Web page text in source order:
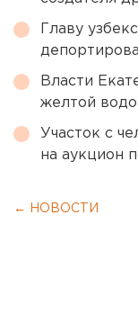
Главу
Власти
желтой
Участок с
на аукцион
← НОВОСТИ